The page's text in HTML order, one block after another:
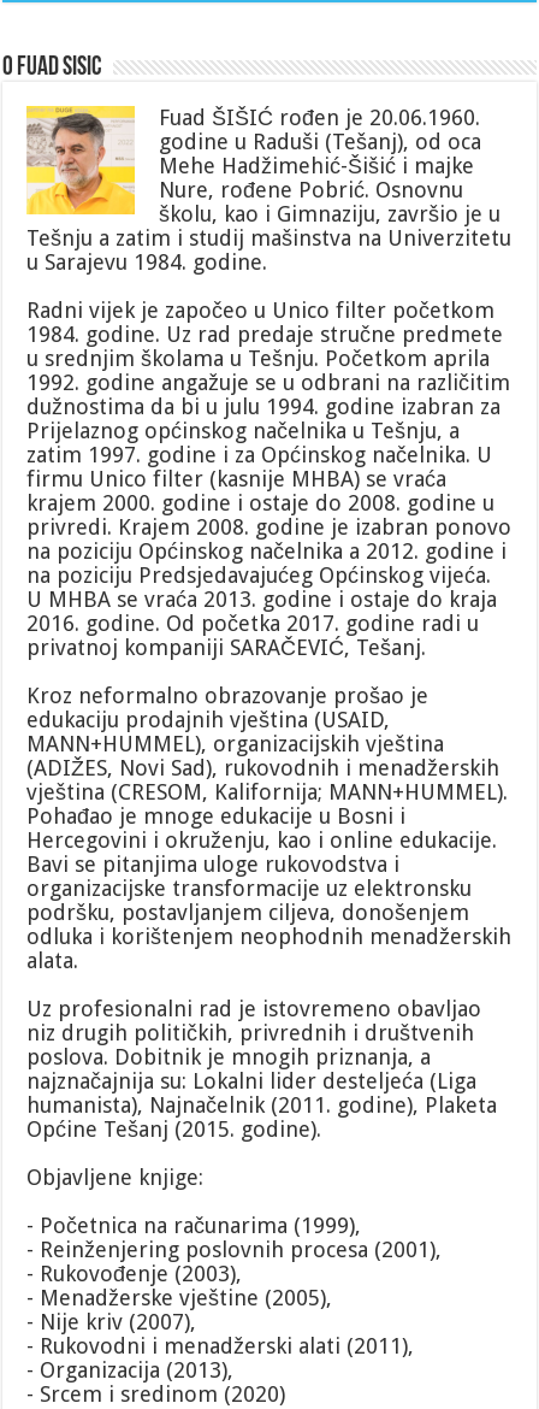
O Fuad Sisic
Fuad ŠIŠIĆ rođen je 20.06.1960.
godine u Raduši (Tešanj), od oca
Mehe Hadžimehić-Šišić i majke
Nure, rođene Pobrić. Osnovnu
školu, kao i Gimnaziju, završio je u
Tešnju a zatim i studij mašinstva na Univerzitetu
u Sarajevu 1984. godine.
Radni vijek je započeo u Unico filter početkom
1984. godine. Uz rad predaje stručne predmete
u srednjim školama u Tešnju. Početkom aprila
1992. godine angažuje se u odbrani na različitim
dužnostima da bi u julu 1994. godine izabran za
Prijelaznog općinskog načelnika u Tešnju, a
zatim 1997. godine i za Općinskog načelnika. U
firmu Unico filter (kasnije MHBA) se vraća
krajem 2000. godine i ostaje do 2008. godine u
privredi. Krajem 2008. godine je izabran ponovo
na poziciju Općinskog načelnika a 2012. godine i
na poziciju Predsjedavajućeg Općinskog vijeća.
U MHBA se vraća 2013. godine i ostaje do kraja
2016. godine. Od početka 2017. godine radi u
privatnoj kompaniji SARAČEVIĆ, Tešanj.
Kroz neformalno obrazovanje prošao je
edukaciju prodajnih vještina (USAID,
MANN+HUMMEL), organizacijskih vještina
(ADIŽES, Novi Sad), rukovodnih i menadžerskih
vještina (CRESOM, Kalifornija; MANN+HUMMEL).
Pohađao je mnoge edukacije u Bosni i
Hercegovini i okruženju, kao i online edukacije.
Bavi se pitanjima uloge rukovodstva i
organizacijske transformacije uz elektronsku
podršku, postavljanjem ciljeva, donošenjem
odluka i korištenjem neophodnih menadžerskih
alata.
Uz profesionalni rad je istovremeno obavljao
niz drugih političkih, privrednih i društvenih
poslova. Dobitnik je mnogih priznanja, a
najznačajnija su: Lokalni lider desteljeća (Liga
humanista), Najnačelnik (2011. godine), Plaketa
Općine Tešanj (2015. godine).
Objavljene knjige:
- Početnica na računarima (1999),
- Reinženjering poslovnih procesa (2001),
- Rukovođenje (2003),
- Menadžerske vještine (2005),
- Nije kriv (2007),
- Rukovodni i menadžerski alati (2011),
- Organizacija (2013),
- Srcem i sredinom (2020)